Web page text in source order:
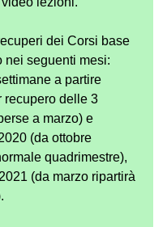
dei Corsi base
nei seguenti mesi:
a partire
recupero delle 3
a marzo) e
(da ottobre
quadrimestre),
(da marzo ripartirà